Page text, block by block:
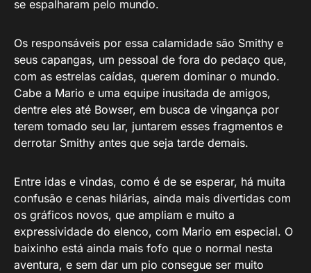
se espalharam pelo mundo.
Os responsáveis por essa calamidade são Smithy e
seus capangas, um pessoal de fora do pedaço que,
com as estrelas caídas, querem dominar o mundo.
Cabe a Mario e uma equipe inusitada de amigos,
dentre eles até Bowser, em busca de vingança por
terem tomado seu lar, juntarem esses fragmentos e
derrotar Smithy antes que seja tarde demais.
Entre idas e vindas, como é de se esperar, há muita
confusão e cenas hilárias, ainda mais divertidas com
os gráficos novos, que ampliam e muito a
expressividade do elenco, com Mario em especial. O
baixinho está ainda mais fofo que o normal nesta
aventura, e sem dar um pio consegue ser muito